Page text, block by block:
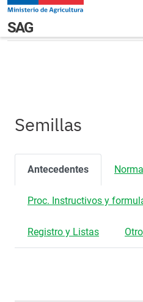
Pasar al contenido principal
Navegación
SAG
Semillas
Semillas
Antecedentes
Proc. Instructivos y
Registro y Listas